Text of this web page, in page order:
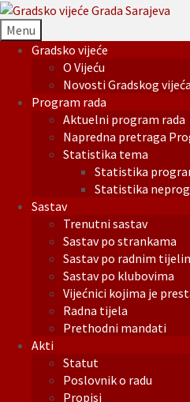
Menu
Gradsko vijeće
O Vijeću
Novosti Gradskog vijeća
Program rada
Aktuelni program rada
Napredna pretraga
Statistika tema
Statistika
Statistika
Sastav
Trenutni sastav
Sastav po strankama
Sastav po radnim
Sastav po klubovima
Vijećnici kojima je
Radna tijela
Prethodni mandati
Akti
Statut
Poslovnik o radu
Propisi